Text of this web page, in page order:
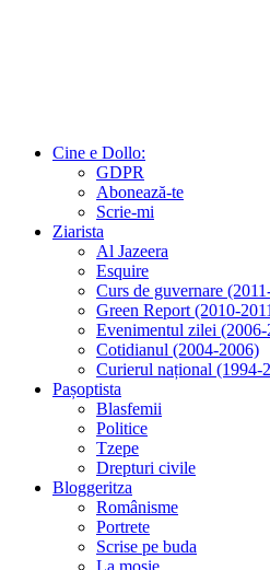
Cine e Dollo:
GDPR
Abonează-te
Scrie-mi
Ziarista
Al Jazeera
Esquire
Curs de guvernare
Green Report (2010-
Evenimentul zilei
Cotidianul (2004-2006)
Curierul național (1994-
Pașoptista
Blasfemii
Politice
Tzepe
Drepturi civile
Bloggeritza
Românisme
Portrete
Scrise pe buda
La moșie